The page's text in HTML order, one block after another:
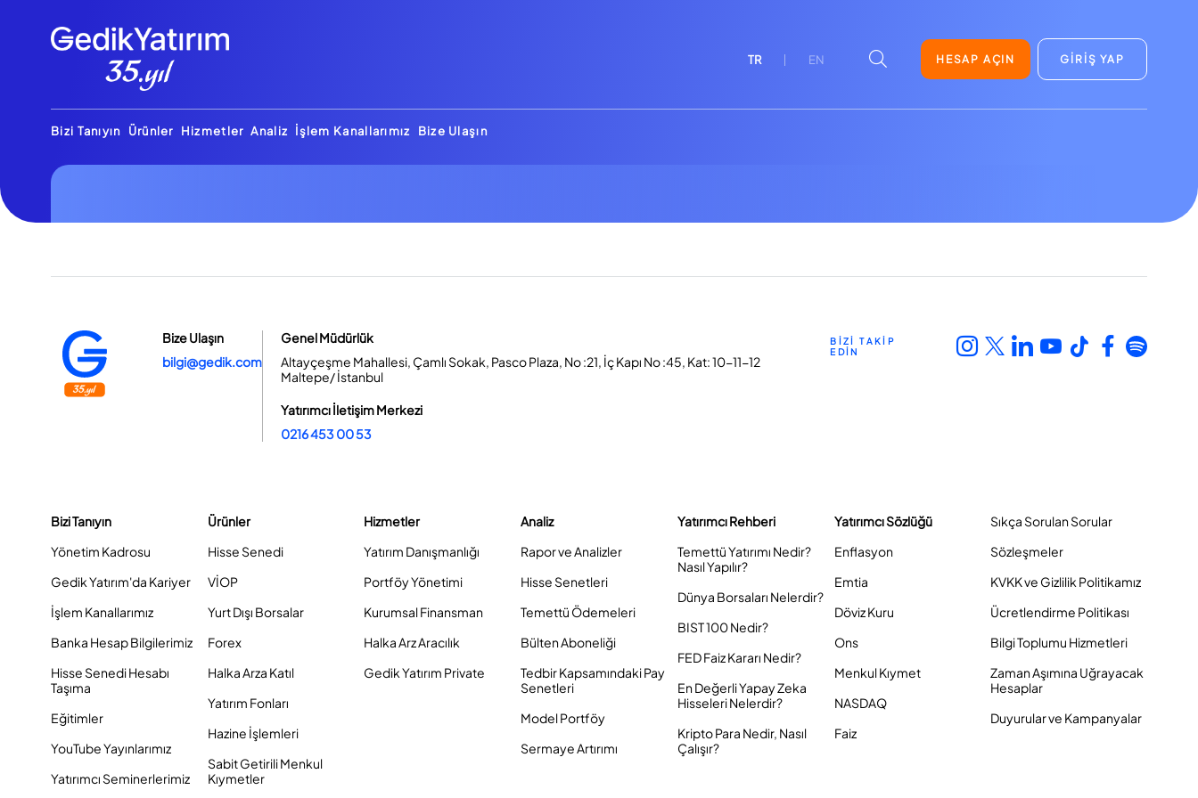
TR EN HESAP AÇIN GİRİŞ YAP
Bizi Tanıyın Ürünler Hizmetler Analiz İşlem Kanallarımız Bize Ulaşın
Bize Ulaşın
bilgi@gedik.com
Genel Müdürlük
Altayçeşme Mahallesi, Çamlı Sokak, Pasco Plaza, No :21, İç Kapı No :45, Kat: 10-11-12
Maltepe/ İstanbul
Yatırımcı İletişim Merkezi
0216 453 00 53
BİZİ TAKİP
EDİN
Bizi Tanıyın
Yönetim Kadrosu
Gedik Yatırım'da Kariyer
İşlem Kanallarımız
Banka Hesap Bilgilerimiz
Hisse Senedi Hesabı
Taşıma
Eğitimler
YouTube Yayınlarımız
Yatırımcı Seminerlerimiz
Ürünler
Hisse Senedi
VİOP
Yurt Dışı Borsalar
Forex
Halka Arza Katıl
Yatırım Fonları
Hazine İşlemleri
Sabit Getirili Menkul
Kıymetler
Hizmetler
Yatırım Danışmanlığı
Portföy Yönetimi
Kurumsal Finansman
Halka Arz Aracılık
Gedik Yatırım Private
Analiz
Rapor ve Analizler
Hisse Senetleri
Temettü Ödemeleri
Bülten Aboneliği
Tedbir Kapsamındaki Pay
Senetleri
Model Portföy
Sermaye Artırımı
Yatırımcı Rehberi
Temettü Yatırımı Nedir?
Nasıl Yapılır?
Dünya Borsaları Nelerdir?
BIST 100 Nedir?
FED Faiz Kararı Nedir?
En Değerli Yapay Zeka
Hisseleri Nelerdir?
Kripto Para Nedir, Nasıl
Çalışır?
Yatırımcı Sözlüğü
Enflasyon
Emtia
Döviz Kuru
Ons
Menkul Kıymet
NASDAQ
Faiz
Sıkça Sorulan Sorular
Sözleşmeler
KVKK ve Gizlilik Politikamız
Ücretlendirme Politikası
Bilgi Toplumu Hizmetleri
Zaman Aşımına Uğrayacak
Hesaplar
Duyurular ve Kampanyalar